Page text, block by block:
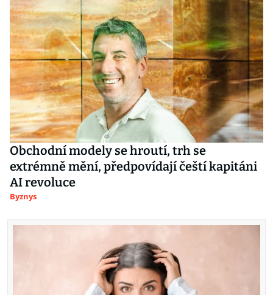
Obchodní modely se hroutí, trh se
extrémně mění, předpovídají čeští kapitáni
AI revoluce
Byznys